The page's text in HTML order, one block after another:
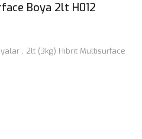
Boya 2lt H012
, 2lt (3kg) Hibrit Multisurface